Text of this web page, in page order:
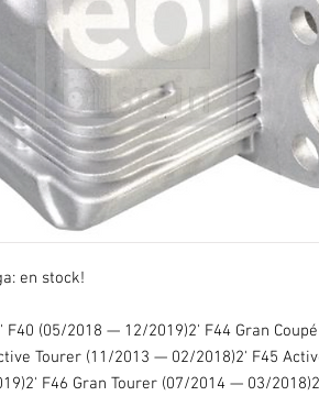
en stock!
F40 (05/2018 — 12/2019)2' F44 Gran
Tourer (11/2013 — 02/2018)2' F45
F46 Gran Tourer (07/2014 — 03/